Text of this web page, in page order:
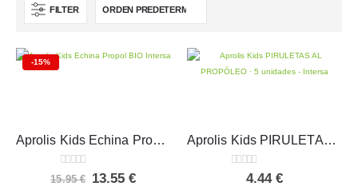
FILTER
-15%
Aprolis Kids Echina Propol BIO Intersa 50 ml
0 out of 5
15.95€ El
13.55€El
Aprolis Kids PIRULETAS AL PROPÓLEO · 5 unidades – Intersa
out of 5
4.44€